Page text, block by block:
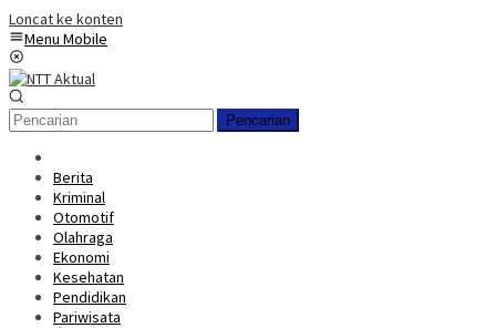
Loncat ke konten
Menu Mobile
Pencarian
Berita
Kriminal
Otomotif
Olahraga
Ekonomi
Kesehatan
Pendidikan
Pariwisata